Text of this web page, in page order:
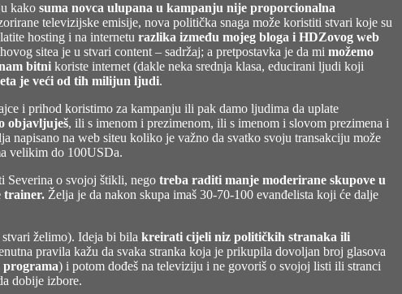
kako suma novca ulupana u kampanju nije proporcionalna
televizijske emisije, nova politička snaga može koristiti stvari koje su
hosting i na internetu razlika između mojeg bloga i HDZovog web
sitea je u stvari content – sadržaj; a pretpostavka je da mi možemo
bitni koriste internet (dakle neka srednja klasa, educirani ljudi koji
je veći od tih milijun ljudi.
i prihod koristimo za kampanju ili pak damo ljudima da uplate
objavljuješ, ili s imenom i prezimenom, ili s imenom i slovom prezimena i
napisano na web siteu koliko je važno da svatko svoju transakciju može
velikim do 100USDa.
Severina o svojoj štikli, nego treba raditi manje moderirane skupove u
trainer. Želja je da nakon skupa imaš 30-70-100 evanđelista koji će dalje
želimo). Ideja bi bila kreirati cijeli niz političkih stranaka ili
pravila kažu da svaka stranka koja je prikupila dovoljan broj glasova
programa) i potom dođeš na televiziju i ne govoriš o svojoj listi ili stranci
dobije izbore.